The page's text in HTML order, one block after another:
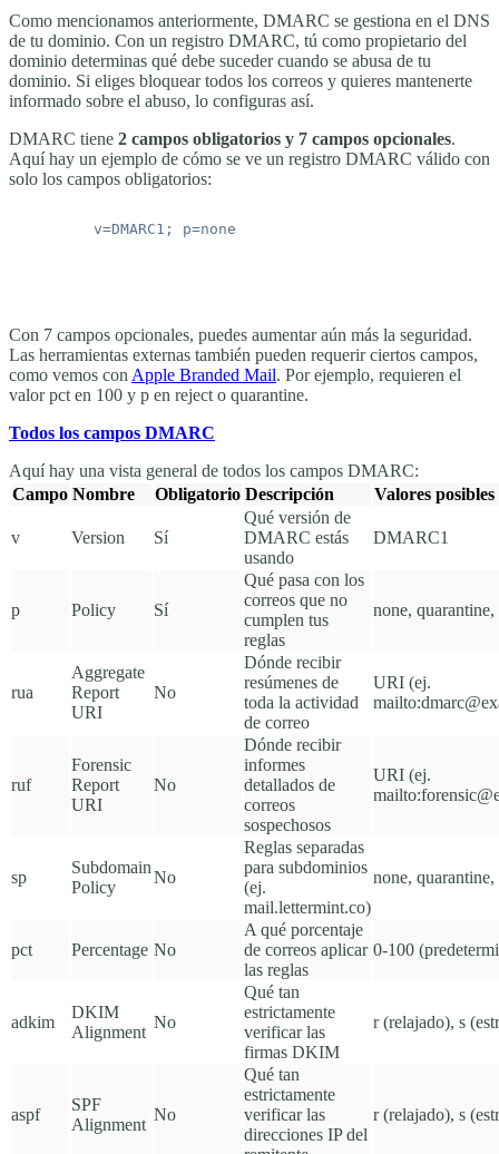
Como mencionamos anteriormente, DMARC se gestiona en el DNS
de tu dominio. Con un registro DMARC, tú como propietario del
dominio determinas qué debe suceder cuando se abusa de tu
dominio. Si eliges bloquear todos los correos y quieres mantenerte
informado sobre el abuso, lo configuras así.
DMARC tiene 2 campos obligatorios y 7 campos opcionales.
Aquí hay un ejemplo de cómo se ve un registro DMARC válido con
solo los campos obligatorios:
Con 7 campos opcionales, puedes aumentar aún más la seguridad.
Las herramientas externas también pueden requerir ciertos campos,
como vemos con Apple Branded Mail. Por ejemplo, requieren el
valorpct en 100 y p en reject o quarantine.
Todos los campos DMARC
Aquí hay una vista general de todos los campos DMARC:
Campo Nombre Obligatorio Descripción Valores posibles
v Version Sí
Qué versión de
DMARC estás
usando
DMARC1
p Policy Sí
Qué pasa con los
correos que no
cumplen tus
reglas
none, quarantine,
rua
Aggregate
Report
URI
No
Dónde recibir
resúmenes de
toda la actividad
de correo
URI (ej.
ruf
Forensic
Report
URI
No
Dónde recibir
informes
detallados de
correos
sospechosos
URI (ej.
sp
Subdomain
Policy
No
Reglas separadas
para subdominios
(ej.
mail.lettermint.co)
none, quarantine,
pct Percentage No
A qué porcentaje
de correos aplicar
las reglas
0-100
adkim
DKIM
Alignment
No
Qué tan
estrictamente
verificar las
firmas DKIM
r(relajado), s
aspf
SPF
Alignment
No
Qué tan
estrictamente
verificar las
direcciones IP del
r(relajado), s